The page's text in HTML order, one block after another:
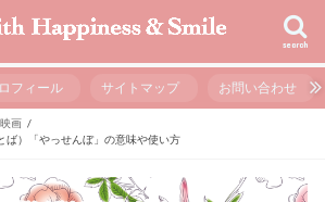
search
フィール サイトマップ お問い合わせ
画
ば）「やっせんぼ」の意味や使い方